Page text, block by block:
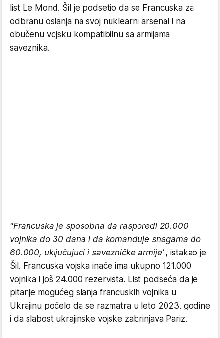
list Le Mond. Šil je podsetio da se Francuska za
odbranu oslanja na svoj nuklearni arsenal i na
obučenu vojsku kompatibilnu sa armijama
saveznika.
"Francuska je sposobna da rasporedi 20.000
vojnika do 30 dana i da komanduje snagama do
60.000, uključujući i savezničke armije", istakao je
Šil. Francuska vojska inače ima ukupno 121.000
vojnika i još 24.000 rezervista. List podseća da je
pitanje mogućeg slanja francuskih vojnika u
Ukrajinu počelo da se razmatra u leto 2023. godine
i da slabost ukrajinske vojske zabrinjava Pariz.